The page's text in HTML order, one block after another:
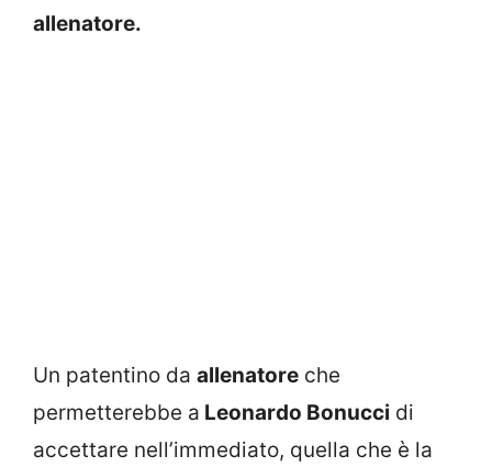
allenatore.
Un patentino da allenatore che
permetterebbe a Leonardo Bonucci di
accettare nell’immediato, quella che è la